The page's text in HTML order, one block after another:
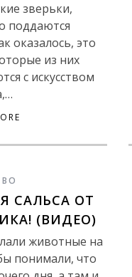
зверьки,
поддаются
оказалось, это
из них
с искусством
САЛЬСА ОТ
(ВИДЕО)
животные на
понимали, что